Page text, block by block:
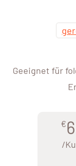
Geeignet für
€
/